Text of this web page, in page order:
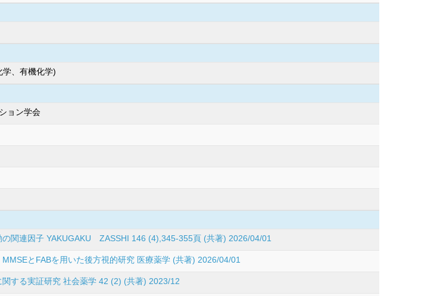
、有機化学)
ョン学会
関連因子 YAKUGAKU ZASSHI 146 (4),345-355頁 (共著) 2026/04/01
とFABを用いた後方視的研究 医療薬学 (共著) 2026/04/01
する実証研究 社会薬学 42 (2) (共著) 2023/12